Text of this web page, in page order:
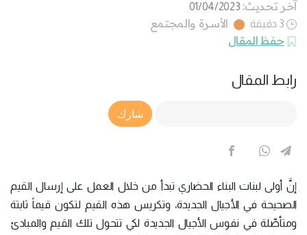
آخر تحديث: 01/04/2023
3 دقيقة
الأسرة والمجتمع
حفظ المقال
رابط المقال
Article Link
شارك
إنَّ أولى لبنات البناء الحضاري تبدأ من خلال العمل على إرسال القيم
الصحيحة في الأجيال الجديدة، وتكريس هذه القيم لتكون قيماً ثابتة
ومتأصِّلة في نفوس الأجيال الجديدة لكي تتحول تلك القيم والمبادئ